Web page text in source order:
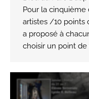
Pour la cinquième
artistes /10 points
a proposé à
choisir un point